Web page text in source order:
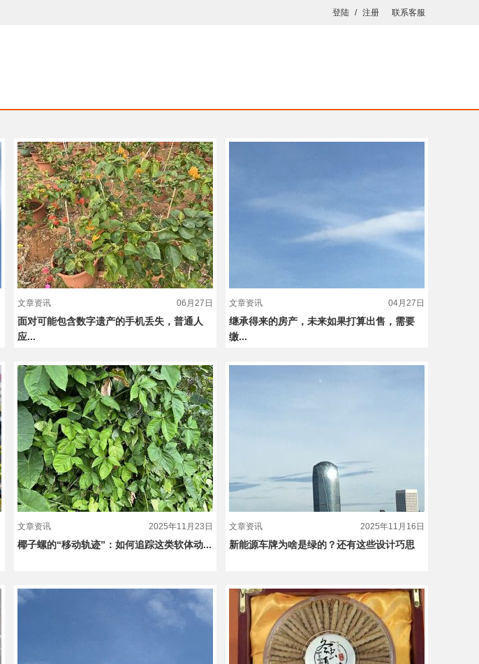
登陆 / 注册 联系客服
文章资讯 06月27日
面对可能包含数字遗产的手机丢失，普通人
应...
文章资讯 04月27日
继承得来的房产，未来如果打算出售，需要
缴...
文章资讯 2025年11月23日
椰子螺的“移动轨迹”：如何追踪这类软体动...
文章资讯 2025年11月16日
新能源车牌为啥是绿的？还有这些设计巧思